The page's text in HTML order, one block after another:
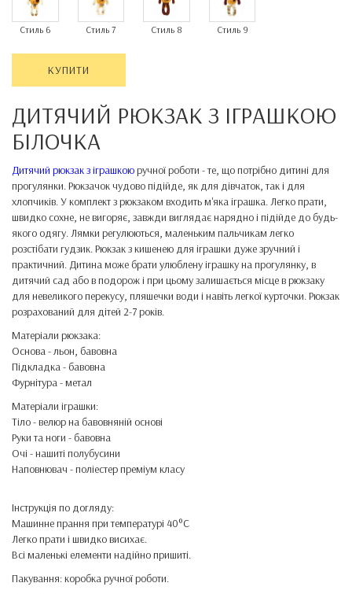
Стиль 6 Стиль 7 Стиль 8 Стиль 9
КУПИТИ
ДИТЯЧИЙ РЮКЗАК З ІГРАШКОЮ
БІЛОЧКА
Дитячий рюкзак з іграшкоюручної роботи - те, що потрібно дитині для
прогулянки. Рюкзачок чудово підійде, як для дівчаток, так і для
хлопчиків. У комплект з рюкзаком входить м'яка іграшка. Легко прати,
швидко сохне, не вигоряє, завжди виглядає нарядно і підійде до будь-
якого одягу. Лямки регулюються, маленьким пальчикам легко
розстібати гудзик. Рюкзак з кишенею для іграшки дуже зручний і
практичний. Дитина може брати улюблену іграшку на прогулянку, в
дитячий сад або в подорож і при цьому залишається місце в рюкзаку
для невеликого перекусу, пляшечки води і навіть легкої курточки. Рюкзак
розрахований для дітей 2-7 років.
Матеріали рюкзака:
Основа - льон, бавовна
Підкладка - бавовна
Фурнітура - метал
Матеріали іграшки:
Тіло - велюр на бавовняній основі
Руки та ноги - бавовна
Очі - нашиті полубусини
Наповнювач - поліестер преміум класу
Інструкція по догляду:
Машинне прання при температурі 40°C
Легко прати і швидко висихає.
Всі маленькі елементи надійно пришиті.
Пакування: коробка ручної роботи.